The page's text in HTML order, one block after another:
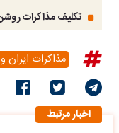
تکلیف مذاکرات
مذاکرات ایران و
اخبار مرتبط